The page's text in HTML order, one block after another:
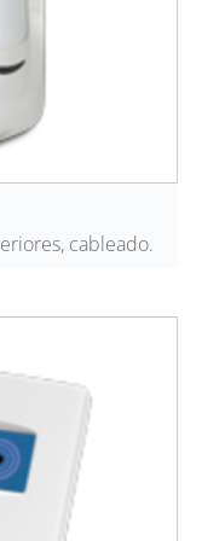
cableado.